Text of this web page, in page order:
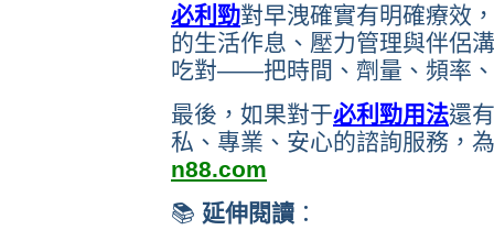
必利勁對早洩確實有明確療效
的生活作息、壓力管理與伴侶
吃對——把時間、劑量、頻率
最後，如果對于必利勁用法還
私、專業、安心的諮詢服務，
n88.com
📚 延伸閱讀 ：